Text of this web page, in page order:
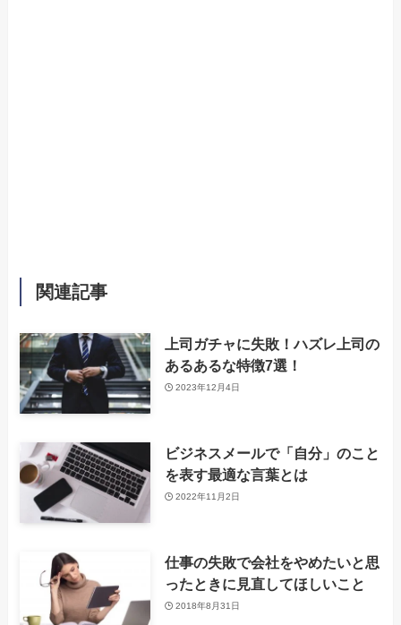
関連記事
上司ガチャに失敗！ハズレ上司の
あるあるな特徴7選！
2023年12月4日
‌ビジネスメールで「自分」のこと
を表す最適な言葉とは
2022年11月2日
仕事の失敗で会社をやめたいと思
ったときに見直してほしいこと
2018年8月31日